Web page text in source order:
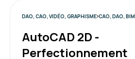
DAO, CAO, VIDÉO, GRAPHISME CAO, DAO, BIM
AutoCAD 2D -
Perfectionnement